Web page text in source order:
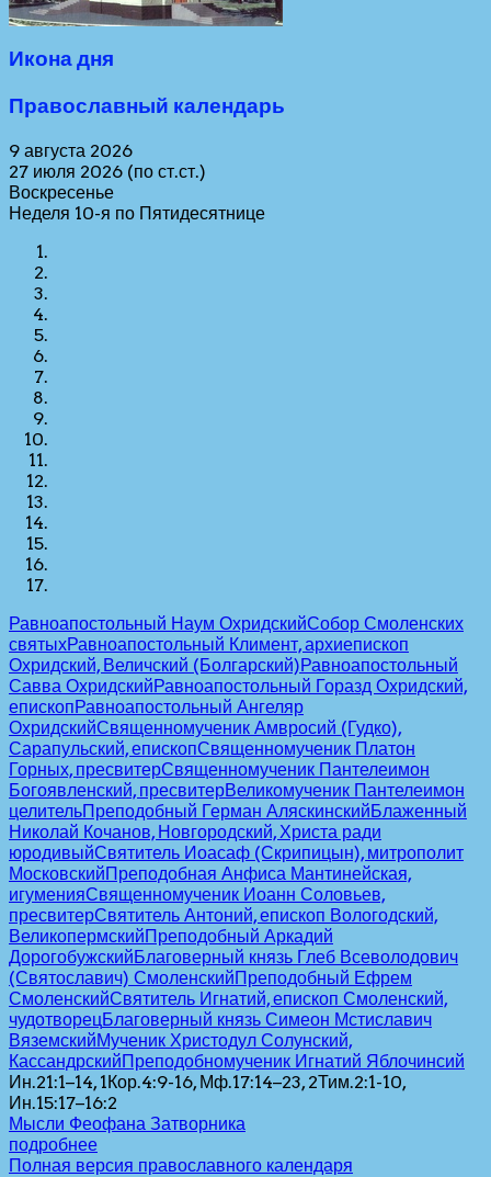
Икона дня
Православный календарь
9 августа 2026
27 июля 2026 (по ст.ст.)
Воскресенье
Неделя 10-я по Пятидесятнице
Равноапостольный Наум ОхридскийСобор Смоленских
святыхРавноапостольный Климент, архиепископ
Охридский, Величский (Болгарский)Равноапостольный
Савва ОхридскийРавноапостольный Горазд Охридский,
епископРавноапостольный Ангеляр
ОхридскийСвященномученик Амвросий (Гудко),
Сарапульский, епископСвященномученик Платон
Горных, пресвитерСвященномученик Пантелеимон
Богоявленский, пресвитерВеликомученик Пантелеимон
целительПреподобный Герман АляскинскийБлаженный
Николай Кочанов, Новгородский, Христа ради
юродивыйСвятитель Иоасаф (Скрипицын), митрополит
МосковскийПреподобная Анфиса Мантинейская,
игуменияСвященномученик Иоанн Соловьев,
пресвитерСвятитель Антоний, епископ Вологодский,
ВеликопермскийПреподобный Аркадий
ДорогобужскийБлаговерный князь Глеб Всеволодович
(Святославич) СмоленскийПреподобный Ефрем
СмоленскийСвятитель Игнатий, епископ Смоленский,
чудотворецБлаговерный князь Симеон Мстиславич
ВяземскийМученик Христодул Солунский,
КассандрскийПреподобномученик Игнатий Яблочинсий
Ин.21:1–14, 1Кор.4:9-16, Мф.17:14–23, 2Тим.2:1-10,
Ин.15:17–16:2
Мысли Феофана Затворника
подробнее
Полная версия православного календаря